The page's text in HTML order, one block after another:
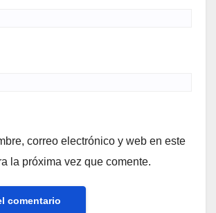
correo electrónico y web en este
la próxima vez que comente.